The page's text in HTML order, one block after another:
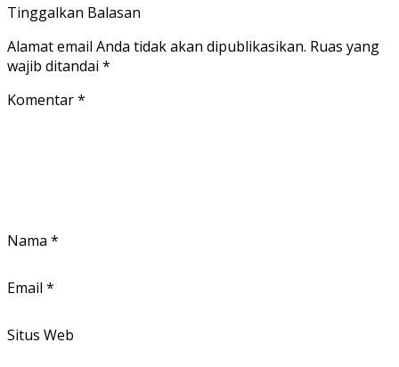
Tinggalkan Balasan
Alamat email Anda tidak akan dipublikasikan. Ruas yang
wajib ditandai *
Komentar*
Nama *
Email *
Situs Web